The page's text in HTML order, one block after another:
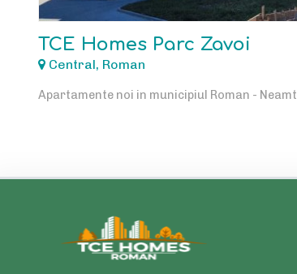
TCE Homes Parc Zavoi
Central, Roman
Apartamente noi in municipiul Roman - Neamt